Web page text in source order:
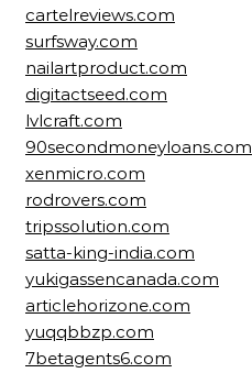
cartelreviews.com
surfsway.com
nailartproduct.com
digitactseed.com
lvlcraft.com
90secondmoneyloans.com
xenmicro.com
rodrovers.com
tripssolution.com
satta-king-india.com
yukigassencanada.com
articlehorizone.com
yuqqbbzp.com
7betagents6.com